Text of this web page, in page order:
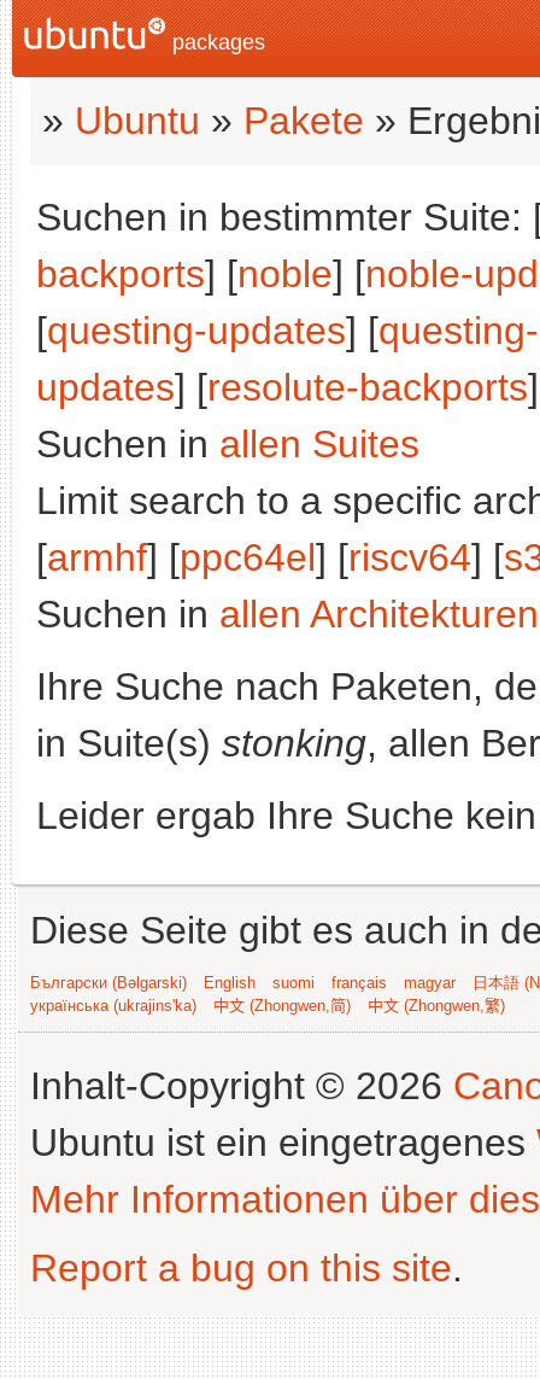
packages
» Ubuntu » Pakete »
Suchen in bestimmter Suite:
backports] [noble] [noble-
[questing-updates] [
updates] [resolute-backports
Suchen in allen Suites
Limit search to a specific
[armhf] [ppc64el] [riscv64] [
Suchen in allen Architekturen
Ihre Suche nach Paketen,
in Suite(s) stonking, allen
Leider ergab Ihre Suche
Diese Seite gibt es auch in
Български (Bəlgarski) English suomi français magyar
日本語
українська (ukrajins'ka)
中文 (Zhongwen,简) 中文 (Zhongwen,繁)
Inhalt-Copyright © 2026
Ubuntu ist ein eingetragenes
Mehr Informationen über
Report a bug on this site.